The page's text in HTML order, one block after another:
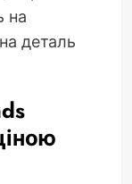
на
деталь